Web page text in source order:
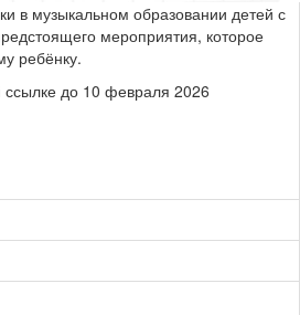
в музыкальном образовании детей с
мероприятия, которое
ребёнку.
ссылке до 10 февраля 2026